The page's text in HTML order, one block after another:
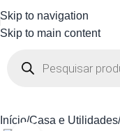
Skip to navigation
Skip to main content
Início Casa e Utilidades